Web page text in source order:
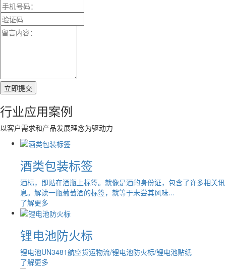
行业应用案例
以客户需求和产品发展理念为驱动力
酒类包装标签
酒标，即贴在酒瓶上标签。就像是酒的身份证，包含了许多相关讯
息。解读一瓶葡萄酒的标签，就等于未尝其风味...
了解更多
锂电池防火标
锂电池UN3481航空货运物流/锂电池防火标/锂电池贴纸
了解更多